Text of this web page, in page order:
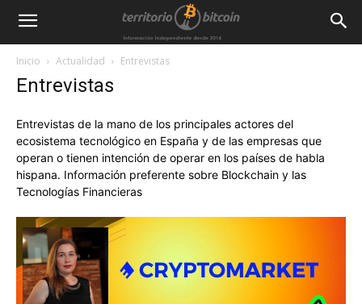
Inicio Actualidad Entrevistas
Entrevistas
Entrevistas de la mano de los principales actores del
ecosistema tecnológico en España y de las empresas que
operan o tienen intención de operar en los países de habla
hispana. Información preferente sobre Blockchain y las
Tecnologías Financieras